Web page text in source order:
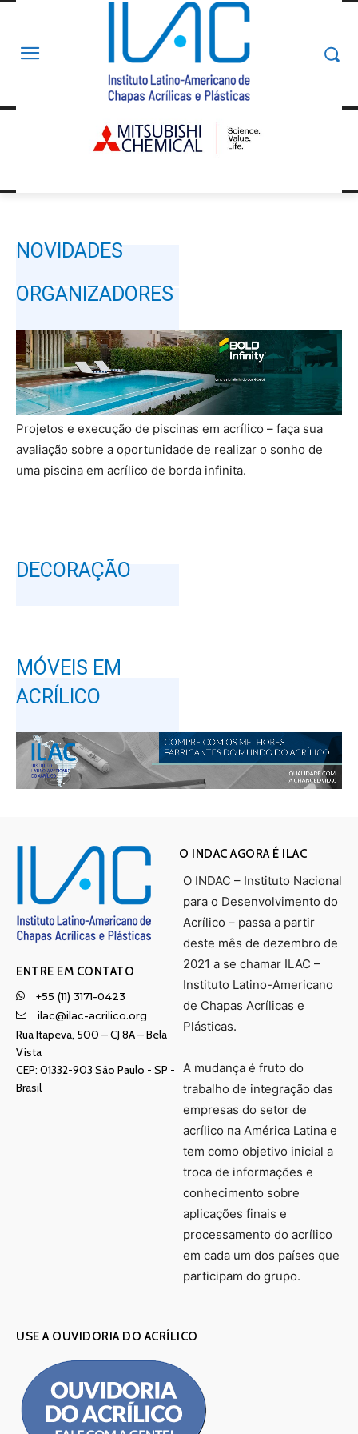
NOVIDADES
ORGANIZADORES
Projetos e execução de piscinas em acrílico – faça sua
avaliação sobre a oportunidade de realizar o sonho de
uma piscina em acrílico de borda infinita.
DECORAÇÃO
MÓVEIS EM
ACRÍLICO
ENTRE EM CONTATO
+55 (11) 3171-0423
ilac@ilac-acrilico.org
Rua Itapeva, 500 – CJ 8A – Bela
Vista
CEP: 01332-903 Sâo Paulo - SP -
Brasil
O INDAC AGORA É ILAC
O INDAC – Instituto Nacional
para o Desenvolvimento do
Acrílico – passa a partir
deste mês de dezembro de
2021 a se chamar ILAC –
Instituto Latino-Americano
de Chapas Acrílicas e
Plásticas.
A mudança é fruto do
trabalho de integração das
empresas do setor de
acrílico na América Latina e
tem como objetivo inicial a
troca de informações e
conhecimento sobre
aplicações finais e
processamento do acrílico
em cada um dos países que
participam do grupo.
USE A OUVIDORIA DO ACRÍLICO